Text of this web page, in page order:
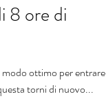
8 ore di
ottimo per entrare
torni di nuovo...